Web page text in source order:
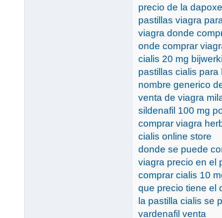
precio de la
pastillas viagra
viagra donde
onde comprar
cialis 20 mg
pastillas cialis para
nombre generico
venta de viagra
sildenafil 100 mg
comprar viagra
cialis online store
donde se puede
viagra precio en el
comprar cialis 10
que precio tiene el
la pastilla cialis se
vardenafil venta